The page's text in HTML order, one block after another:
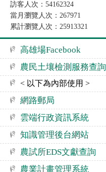
訪客人次：54162324
當月瀏覽人次：267971
累計瀏覽人次：25913321
高雄場Facebook
農民土壤檢測服務查詢
< 以下為內部使用 >
網路郵局
雲端行政資訊系統
知識管理後台網站
農試所EDS文獻查詢
農業計畫管理系統